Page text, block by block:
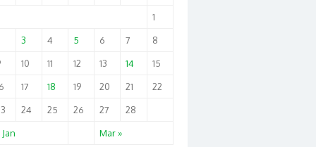
Jan Mar »
1
3 4 5 6 7 8
10 11 12 13 14 15
17 18 19 20 21 22
24 25 26 27 28